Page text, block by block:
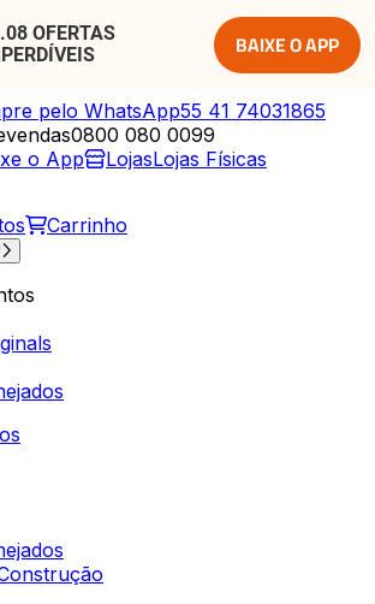
OFERTAS
BAIXE O APP
pelo WhatsApp55 41 74031865
0800 080 0099
o App LojasLojas Físicas
Carrinho